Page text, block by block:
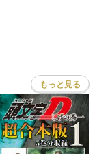
もっと見る